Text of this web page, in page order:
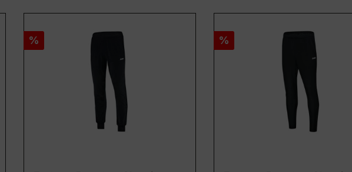
Rabatt
% Rabatt
%